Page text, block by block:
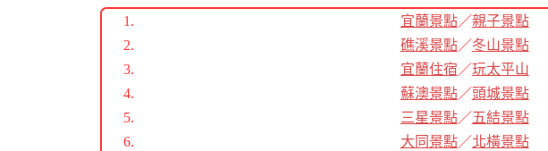
宜蘭景點／親子景點
礁溪景點／冬山景點
宜蘭住宿／玩太平山
蘇澳景點／頭城景點
三星景點／五結景點
大同景點／北橫景點